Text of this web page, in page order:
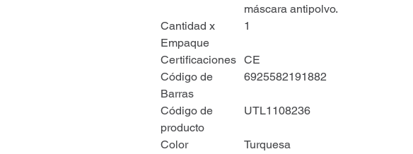
máscara antipolvo.
Cantidad x
Empaque
1
Certificaciones CE
Código de
Barras
6925582191882
Código de
producto
UTL1108236
Color
Turquesa